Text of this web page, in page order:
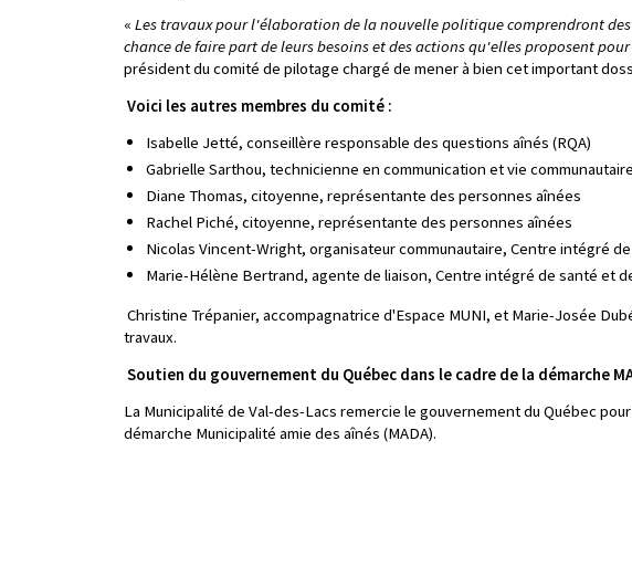
« Les travaux pour l'élaboration de la nouvelle politique comprendront
chance de faire part de leurs besoins et des actions qu'elles proposent
président du comité de pilotage chargé de mener à bien cet important
Voici les autres membres du comité :
Isabelle Jetté, conseillère responsable des questions aînés (RQA)
Gabrielle Sarthou, technicienne en communication et vie
Diane Thomas, citoyenne, représentante des personnes aînées
Rachel Piché, citoyenne, représentante des personnes aînées
Nicolas Vincent-Wright, organisateur communautaire, Centre intégré
Marie-Hélène Bertrand, agente de liaison, Centre intégré de santé et
Christine Trépanier, accompagnatrice d'Espace MUNI, et Marie-Josée
travaux.
Soutien du gouvernement du Québec dans le cadre de la démarche
La Municipalité de Val-des-Lacs remercie le gouvernement du Québec
démarche Municipalité amie des aînés (MADA).